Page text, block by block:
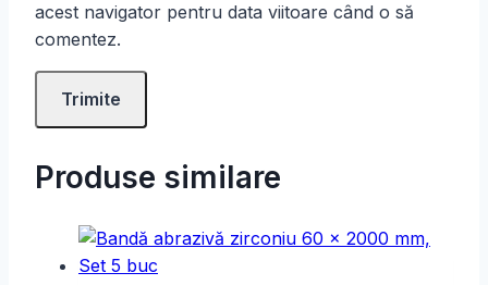
acest navigator pentru data viitoare când o să
comentez.
Produse similare